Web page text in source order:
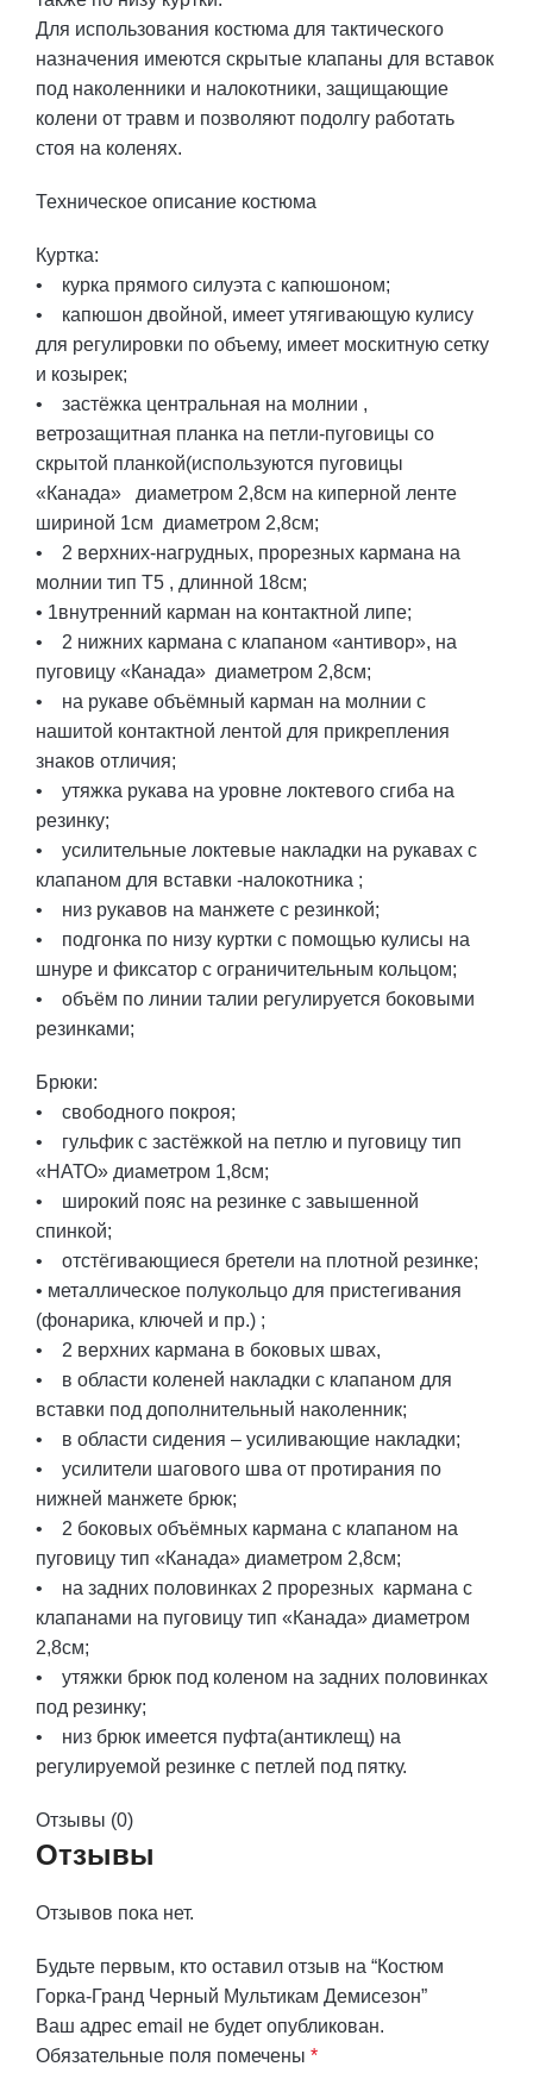
Для использования костюма для тактического
назначения имеются скрытые клапаны для вставок
под наколенники и налокотники, защищающие
колени от травм и позволяют подолгу работать
стоя на коленях.
Техническое описание костюма
Куртка:
• курка прямого силуэта с капюшоном;
• капюшон двойной, имеет утягивающую кулису
для регулировки по объему, имеет москитную сетку
и козырек;
• застёжка центральная на молнии ,
ветрозащитная планка на петли-пуговицы со
скрытой планкой(используются пуговицы
«Канада» диаметром 2,8см на киперной ленте
шириной 1см диаметром 2,8см;
• 2 верхних-нагрудных, прорезных кармана на
молнии тип Т5 , длинной 18см;
• 1внутренний карман на контактной липе;
• 2 нижних кармана с клапаном «антивор», на
пуговицу «Канада» диаметром 2,8см;
• на рукаве объёмный карман на молнии с
нашитой контактной лентой для прикрепления
знаков отличия;
• утяжка рукава на уровне локтевого сгиба на
резинку;
• усилительные локтевые накладки на рукавах с
клапаном для вставки -налокотника ;
• низ рукавов на манжете с резинкой;
• подгонка по низу куртки с помощью кулисы на
шнуре и фиксатор с ограничительным кольцом;
• объём по линии талии регулируется боковыми
резинками;
Брюки:
• свободного покроя;
• гульфик с застёжкой на петлю и пуговицу тип
«НАТО» диаметром 1,8см;
• широкий пояс на резинке с завышенной
спинкой;
• отстёгивающиеся бретели на плотной резинке;
• металлическое полукольцо для пристегивания
(фонарика, ключей и пр.) ;
• 2 верхних кармана в боковых швах,
• в области коленей накладки с клапаном для
вставки под дополнительный наколенник;
• в области сидения – усиливающие накладки;
• усилители шагового шва от протирания по
нижней манжете брюк;
• 2 боковых объёмных кармана с клапаном на
пуговицу тип «Канада» диаметром 2,8см;
• на задних половинках 2 прорезных кармана с
клапанами на пуговицу тип «Канада» диаметром
2,8см;
• утяжки брюк под коленом на задних половинках
под резинку;
• низ брюк имеется пуфта(антиклещ) на
регулируемой резинке с петлей под пятку.
Отзывы (0)
Отзывы
Отзывов пока нет.
Будьте первым, кто оставил отзыв на “Костюм
Горка-Гранд Черный Мультикам Демисезон”
Ваш адрес email не будет опубликован.
Обязательные поля помечены *